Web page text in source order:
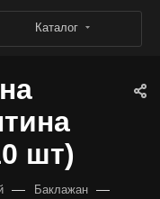
Каталог
шт)
— Баклажан —